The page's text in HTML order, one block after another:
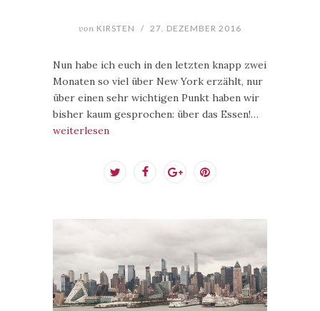
von KIRSTEN / 27. DEZEMBER 2016
Nun habe ich euch in den letzten knapp zwei
Monaten so viel über New York erzählt, nur
über einen sehr wichtigen Punkt haben wir
bisher kaum gesprochen: über das Essen!…
weiterlesen